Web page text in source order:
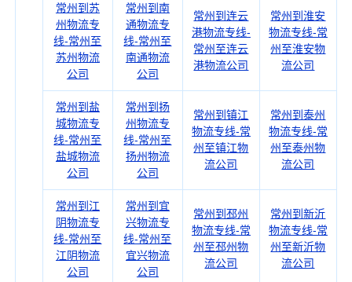
常州到苏
州物流专
线-常州至
苏州物流
公司
常州到南
通物流专
线-常州至
南通物流
公司
常州到连云
港物流专线-
常州至连云
港物流公司
常州到淮安
物流专线-常
州至淮安物
流公司
常州到盐
城物流专
线-常州至
盐城物流
公司
常州到扬
州物流专
线-常州至
扬州物流
公司
常州到镇江
物流专线-常
州至镇江物
流公司
常州到泰州
物流专线-常
州至泰州物
流公司
常州到江
阴物流专
线-常州至
江阴物流
公司
常州到宜
兴物流专
线-常州至
宜兴物流
公司
常州到邳州
物流专线-常
州至邳州物
流公司
常州到新沂
物流专线-常
州至新沂物
流公司